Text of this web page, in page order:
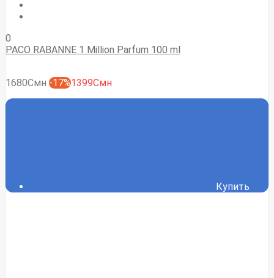
0
PACO RABANNE 1 Million Parfum 100 ml
1680Смн -17%1399Смн
Купить